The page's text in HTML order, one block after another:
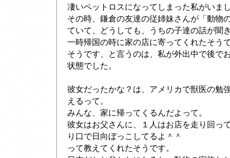
凄いペットロスになってしまった私がいま
その時、鎌倉の友達の従姉妹さんが「動物
ていて、どうしても、うちの子達の話が聞
一時帰国の時に家の店に寄ってくれたそう
そうです、と言うのは、私が外出中で後で
状態でした。
彼女だったかな？は、アメリカで獣医の勉
えるって。
みんな、家に帰ってくるんだよって。
彼女はお父さんに、１人はお店を走り回っ
り口で日向ぼっこしてるよ＾＾
って教えてくれたそうです。